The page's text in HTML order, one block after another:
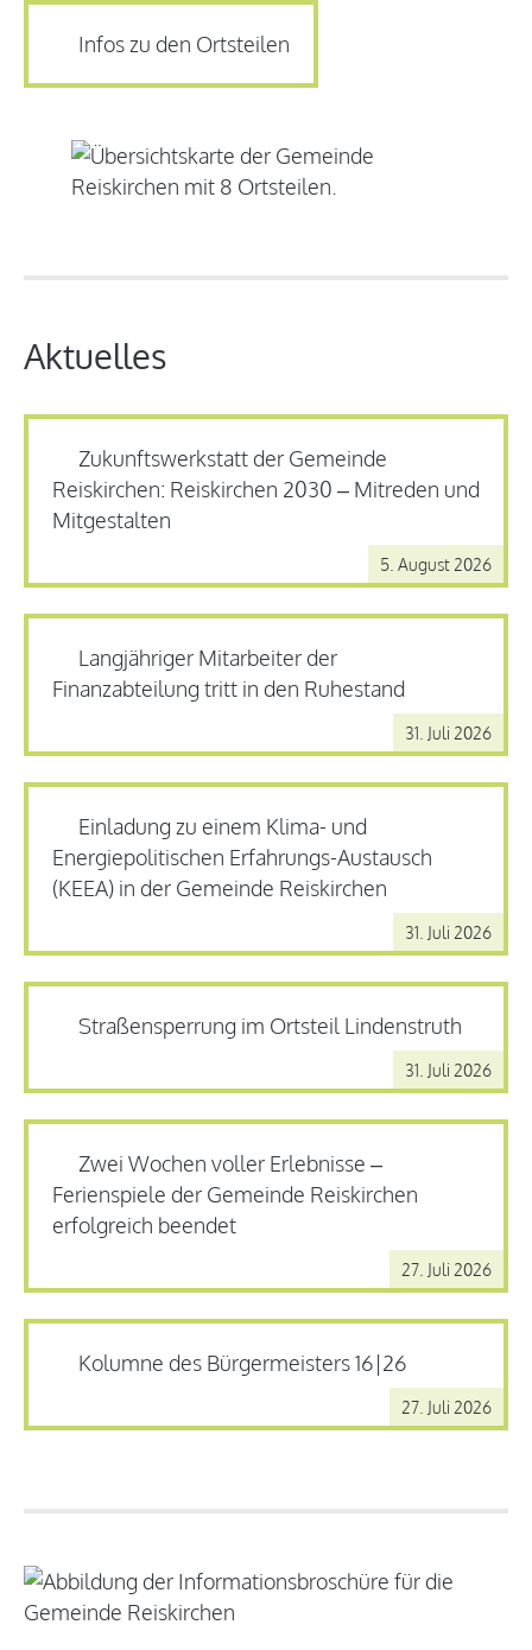
Infos zu den Ortsteilen
Aktuelles
Zukunftswerkstatt der Gemeinde
Reiskirchen: Reiskirchen 2030 – Mitreden und
Mitgestalten
5. August 2026
Langjähriger Mitarbeiter der
Finanzabteilung tritt in den Ruhestand
31. Juli 2026
Einladung zu einem Klima- und
Energiepolitischen Erfahrungs-Austausch
(KEEA) in der Gemeinde Reiskirchen
31. Juli 2026
Straßensperrung im Ortsteil Lindenstruth
31. Juli 2026
Zwei Wochen voller Erlebnisse –
Ferienspiele der Gemeinde Reiskirchen
erfolgreich beendet
27. Juli 2026
Kolumne des Bürgermeisters 16|26
27. Juli 2026